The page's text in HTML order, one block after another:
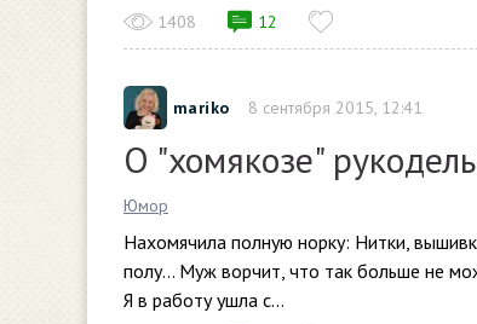
1408 12
mariko 8 сентября 2015, 12:41
О "хомякозе"
Юмор
Нахомячила полную норку: Нитки,
полу… Муж ворчит, что так больше не
Я в работу ушла с...